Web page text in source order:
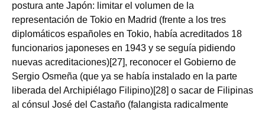
postura ante Japón: limitar el volumen de la
representación de Tokio en Madrid (frente a los tres
diplomáticos españoles en Tokio, había acreditados 18
funcionarios japoneses en 1943 y se seguía pidiendo
nuevas acreditaciones)[27], reconocer el Gobierno de
Sergio Osmeña (que ya se había instalado en la parte
liberada del Archipiélago Filipino)[28] o sacar de Filipinas
al cónsul José del Castaño (falangista radicalmente